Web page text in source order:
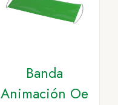
Banda
Animación Oe